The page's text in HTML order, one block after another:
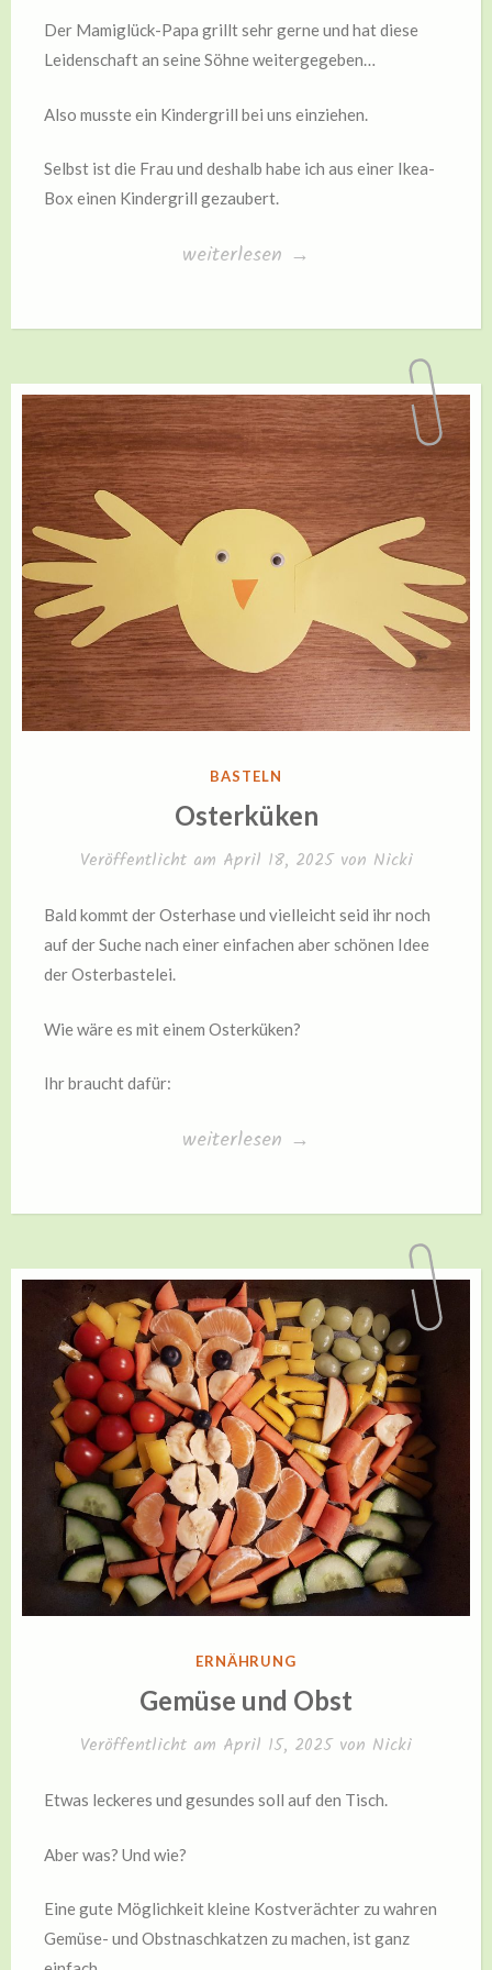
Der Mamiglück-Papa grillt sehr gerne und hat diese
Leidenschaft an seine Söhne weitergegeben…
Also musste ein Kindergrill bei uns einziehen.
Selbst ist die Frau und deshalb habe ich aus einer Ikea-
Box einen Kindergrill gezaubert.
„Grillzeit“
weiterlesen →
VERÖFFENTLICHT
BASTELN
Osterküken
Veröffentlicht am April 18, 2025von Nicki
Bald kommt der Osterhase und vielleicht seid ihr noch
auf der Suche nach einer einfachen aber schönen Idee
der Osterbastelei.
Wie wäre es mit einem Osterküken?
Ihr braucht dafür:
„Osterküken“
weiterlesen →
VERÖFFENTLICHT
ERNÄHRUNG
Gemüse und Obst
Veröffentlicht am April 15, 2025von Nicki
Etwas leckeres und gesundes soll auf den Tisch.
Aber was? Und wie?
Eine gute Möglichkeit kleine Kostverächter zu wahren
Gemüse- und Obstnaschkatzen zu machen, ist ganz